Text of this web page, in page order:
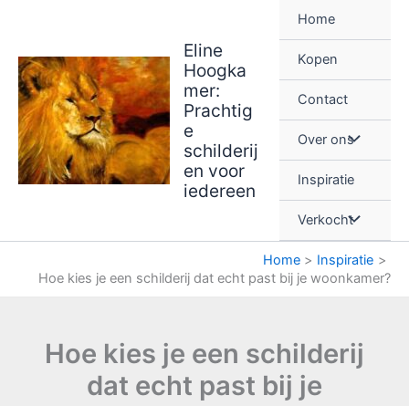
inhoud
Eline
Hoogka
mer:
Prachtig
e
schilderij
en voor
iedereen
Home
Kopen
Contact
Over ons
Inspiratie
Verkocht
Home
Inspiratie
Hoe kies je een schilderij dat echt past bij je woonkamer?
Hoe kies je een schilderij
dat echt past bij je